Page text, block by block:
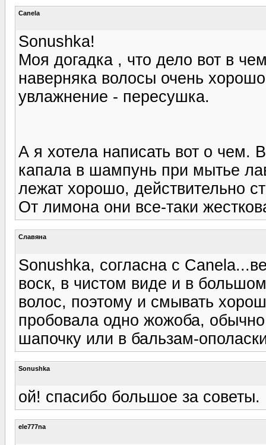
Canela
Sonushka!
Моя догадка , что дело вот в
наверняка волосы очень
увлажнение - пересушка.
А я хотела написать вот о чем.
капала в шампунь при мытье
лежат хорошо, действительно
От лимона они все-таки
Славяна
Sonushka, согласна с
воск, в чистом виде и в
волос, поэтому и смывать
пробовала одно жожоба,
шапочку или в бальзам-
Sonushka
ой! спасибо большое за
ele777na